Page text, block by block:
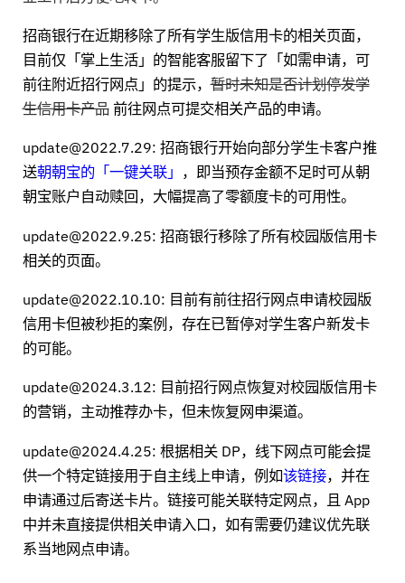
招商银行在近期移除了所有学生版信用卡的相关页面，
目前仅「掌上生活」的智能客服留下了「如需申请，可
前往附近招行网点」的提示，暂时未知是否计划停发学
生信用卡产品前往网点可提交相关产品的申请。
update@2022.7.29: 招商银行开始向部分学生卡客户推
送朝朝宝的「一键关联」 ，即当预存金额不足时可从朝
朝宝账户自动赎回，大幅提高了零额度卡的可用性。
update@2022.9.25: 招商银行移除了所有校园版信用卡
相关的页面。
update@2022.10.10: 目前有前往招行网点申请校园版
信用卡但被秒拒的案例，存在已暂停对学生客户新发卡
的可能。
update@2024.3.12: 目前招行网点恢复对校园版信用卡
的营销，主动推荐办卡，但未恢复网申渠道。
update@2024.4.25: 根据相关 DP，线下网点可能会提
供一个特定链接用于自主线上申请，例如该链接，并在
申请通过后寄送卡片。链接可能关联特定网点，且 App
中并未直接提供相关申请入口，如有需要仍建议优先联
系当地网点申请。